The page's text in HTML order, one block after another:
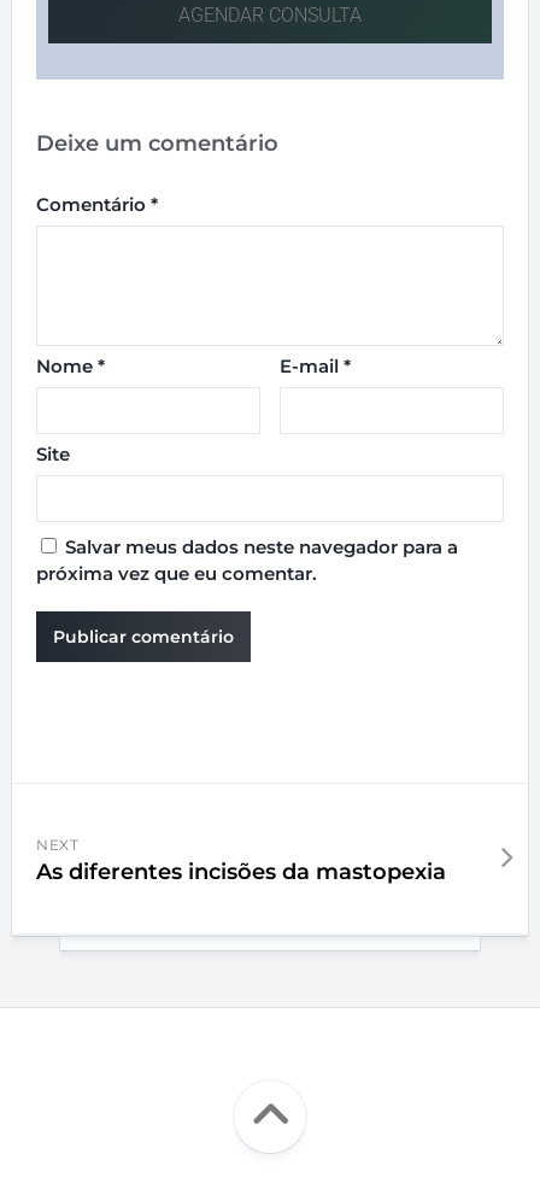
AGENDAR CONSULTA
Deixe um comentário
Comentário *
Nome * E-mail *
Site
Salvar meus dados neste navegador para a
próxima vez que eu comentar.
NEXT
As diferentes incisões da mastopexia